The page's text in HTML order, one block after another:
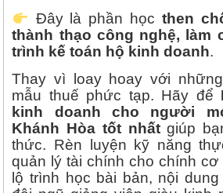
Đây là phần họcthen
thành thạo công nghệ, làm
trình kế toán hộ kinh doanh.
Thay vì loay hoay với
mẫu thuế phức tạp. Hãy để
kinh doanh cho người
Khánh Hòa tốt nhấtgiúp
thức. Rèn luyện kỹ năng
quản lý tài chính cho chính
lộ trình học bài bản, nội